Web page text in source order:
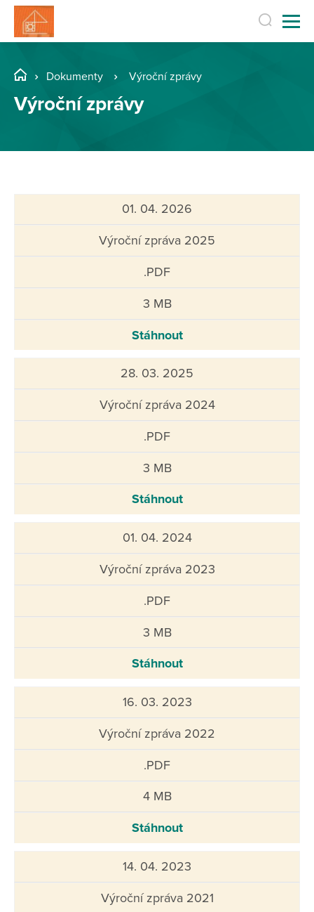
Dokumenty Výroční zprávy
Výroční zprávy
01. 04. 2026
Výroční zpráva 2025
.PDF
3 MB
Stáhnout
28. 03. 2025
Výroční zpráva 2024
.PDF
3 MB
Stáhnout
01. 04. 2024
Výroční zpráva 2023
.PDF
3 MB
Stáhnout
16. 03. 2023
Výroční zpráva 2022
.PDF
4 MB
Stáhnout
14. 04. 2023
Výroční zpráva 2021